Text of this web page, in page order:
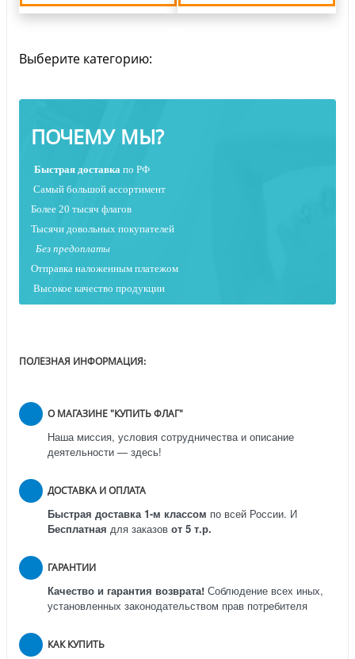
Выберите категорию:
ПОЧЕМУ МЫ?
Быстрая доставка по РФ
Самый большой ассортимент
Более 20 тысяч флагов
Тысячи довольных покупателей
Без предоплаты
Отправка наложенным платежом
Высокое качество продукции
ПОЛЕЗНАЯ ИНФОРМАЦИЯ:
О МАГАЗИНЕ "КУПИТЬ ФЛАГ"
Наша миссия, условия сотрудничества и описание
деятельности — здесь!
ДОСТАВКА И ОПЛАТА
Быстрая доставка 1-м классом по всей России. И
Бесплатная для заказов от 5 т.р.
ГАРАНТИИ
Качество и гарантия возврата! Соблюдение всех иных,
установленных законодательством прав потребителя
КАК КУПИТЬ